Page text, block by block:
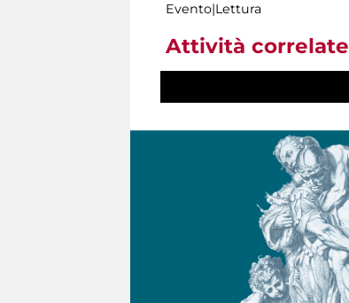
Evento|Lettura
Attività correlate